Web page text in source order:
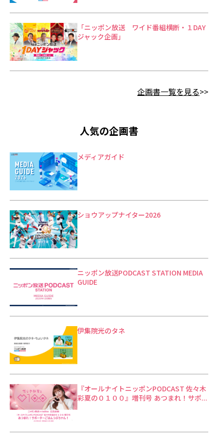
「ニッポン放送 ワイド番組横断・１DAY
ジャック企画」
企画書一覧を見る>>
人気の企画書
メディアガイド
ショウアップナイター2026
ニッポン放送PODCAST STATION MEDIA
GUIDE
伊集院光のタネ
『オールナイトニッポンPODCAST 佐々木
彩夏の０１００』増刊号 あつまれ！サポ...